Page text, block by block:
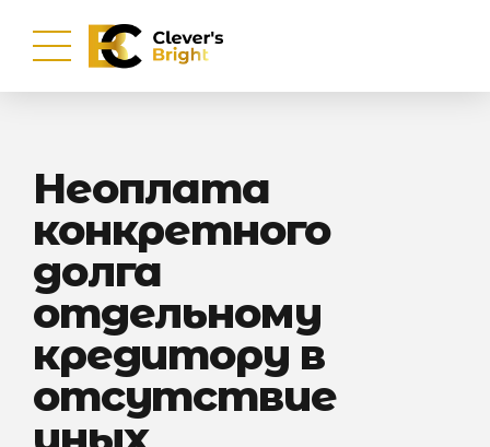
Неоплата
конкретного
долга
отдельному
кредитору в
отсутствие